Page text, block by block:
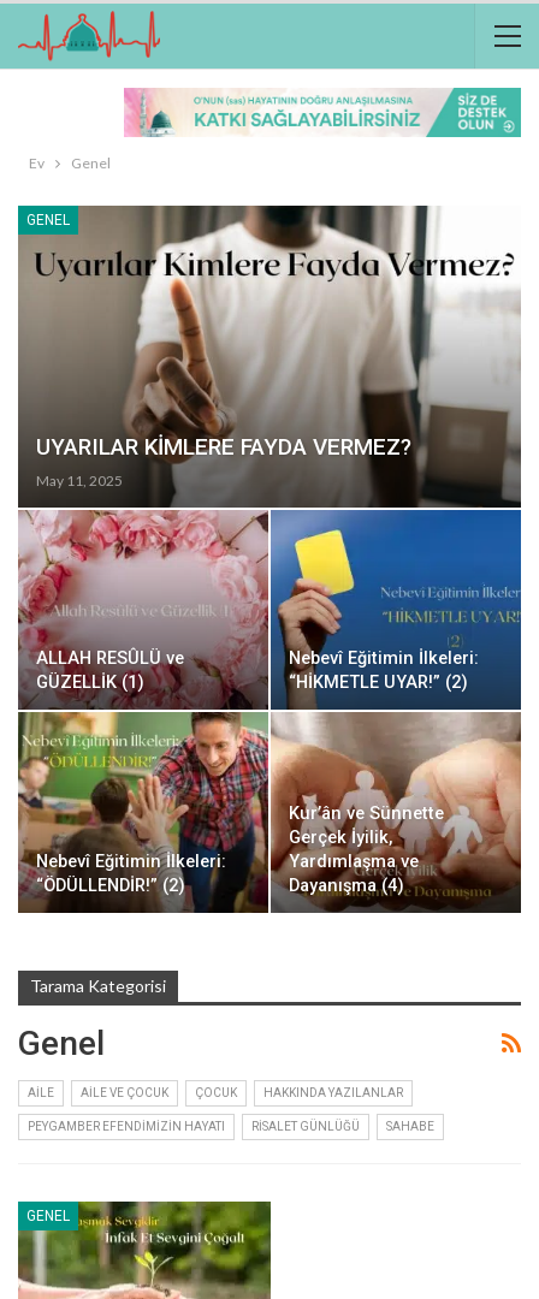
Ev Genel
GENEL
UYARILAR KİMLERE FAYDA VERMEZ?
May 11, 2025
ALLAH RESÛLÜ ve
GÜZELLİK (1)
Nebevî Eğitimin İlkeleri:
“HİKMETLE UYAR!” (2)
Nebevî Eğitimin İlkeleri:
“ÖDÜLLENDİR!” (2)
Kur’ân ve Sünnette
Gerçek İyilik,
Yardımlaşma ve
Dayanışma (4)
Tarama Kategorisi
Genel
AILE AILE VE ÇOCUK ÇOCUK HAKKINDA YAZILANLAR
PEYGAMBER EFENDIMIZIN HAYATI RISALET GÜNLÜĞÜ SAHABE
GENEL